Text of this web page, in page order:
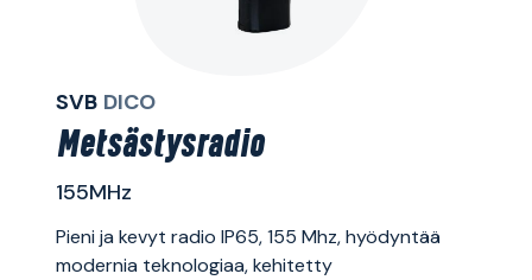
SVB DICO
Metsästysradio
155MHz
Pieni ja kevyt radio IP65, 155 Mhz, hyödyntää
modernia teknologiaa, kehitetty